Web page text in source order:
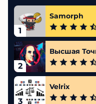
1
Samorph
2
Высшая
3
Velrix